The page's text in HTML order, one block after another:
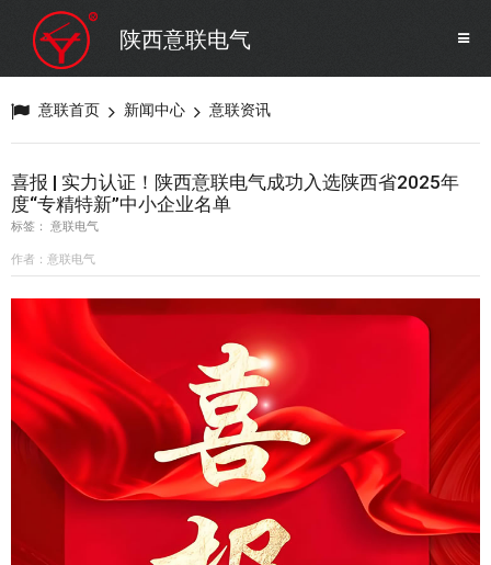
蓄电池测试仪器/直流系统
自动化
修试辅助设备
意联新品推荐
陕西意联电气
意联首页 新闻中心 意联资讯
喜报 | 实力认证！陕西意联电气成功入选陕西省2025年
度“专精特新”中小企业名单
标签： 意联电气
作者：意联电气